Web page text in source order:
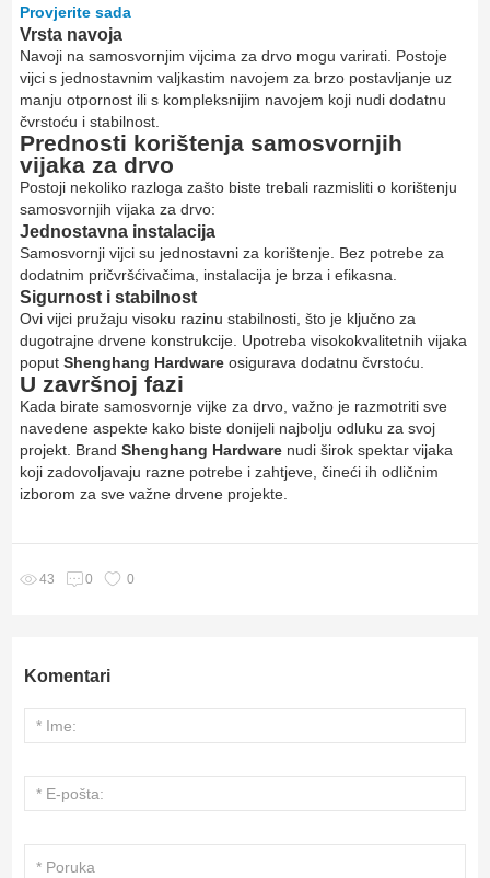
Provjerite sada
Vrsta navoja
Navoji na samosvornjim vijcima za drvo mogu varirati. Postoje
vijci s jednostavnim valjkastim navojem za brzo postavljanje uz
manju otpornost ili s kompleksnijim navojem koji nudi dodatnu
čvrstoću i stabilnost.
Prednosti korištenja samosvornjih
vijaka za drvo
Postoji nekoliko razloga zašto biste trebali razmisliti o korištenju
samosvornjih vijaka za drvo:
Jednostavna instalacija
Samosvornji vijci su jednostavni za korištenje. Bez potrebe za
dodatnim pričvršćivačima, instalacija je brza i efikasna.
Sigurnost i stabilnost
Ovi vijci pružaju visoku razinu stabilnosti, što je ključno za
dugotrajne drvene konstrukcije. Upotreba visokokvalitetnih vijaka
poputShenghang Hardware osigurava dodatnu čvrstoću.
U završnoj fazi
Kada birate samosvornje vijke za drvo, važno je razmotriti sve
navedene aspekte kako biste donijeli najbolju odluku za svoj
projekt. BrandShenghang Hardware nudi širok spektar vijaka
koji zadovoljavaju razne potrebe i zahtjeve, čineći ih odličnim
izborom za sve važne drvene projekte.
43 0 0
Komentari